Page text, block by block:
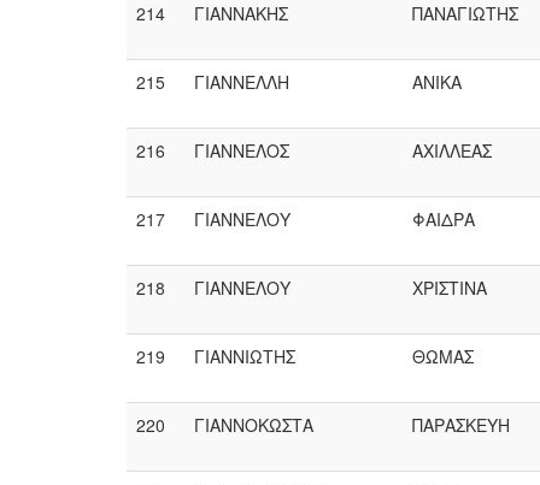
214 ΓΙΑΝΝΑΚΗΣ ΠΑΝΑΓΙΩΤΗΣ
215 ΓΙΑΝΝΕΛΛΗ ΑΝΙΚΑ
216 ΓΙΑΝΝΕΛΟΣ ΑΧΙΛΛΕΑΣ
217 ΓΙΑΝΝΕΛΟΥ ΦΑΙΔΡΑ
218 ΓΙΑΝΝΕΛΟΥ ΧΡΙΣΤΙΝΑ
219 ΓΙΑΝΝΙΩΤΗΣ ΘΩΜΑΣ
220 ΓΙΑΝΝΟΚΩΣΤΑ ΠΑΡΑΣΚΕΥΗ